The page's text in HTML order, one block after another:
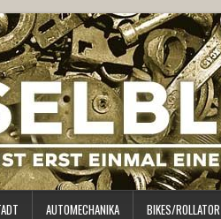
AUTOMECHANIKA BIKES/ROLLATOR